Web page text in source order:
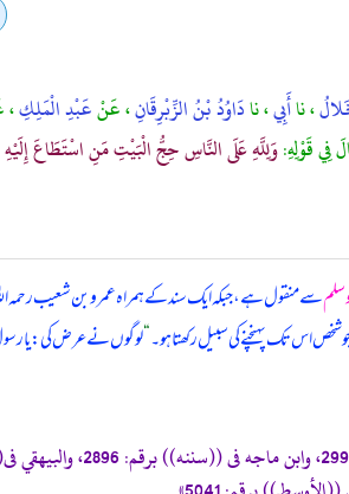
، ناأَبِي، نادَاوُدُ بْنُ الزِّبْرِقَانِ، عَنْعَبْدِ الْمَلِكِ
فِي قَوْلِهِ:وَلِلَّهِ عَلَى النَّاسِ حِجُّ الْبَيْتِ مَنِ اسْتَطَاعَ إِلَيْهِ سَبِيلا سورة آل عمران آية 97،
سے منقول ہے، جبکہ ایک سند کے ہمراہ عمرو بن شعیب
شخص اس تک پہنچنے کی سبیل رکھتا ہو۔“لوگوں نے عرض کی: یا